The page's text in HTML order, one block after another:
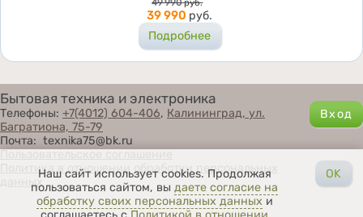
49 990 руб.
39 990 руб.
Подробнее
Бытовая техника и электроника
Телефоны: +7(4012) 604-406, Калининград, ул.
Багратиона, 75-79
Почта: texnika75@bk.ru
Политика в отношении обработки персональных
данных
Наш сайт использует cookies. Продолжая
пользоваться сайтом, выдаете согласие на
обработку своих персональных данныхи
OK